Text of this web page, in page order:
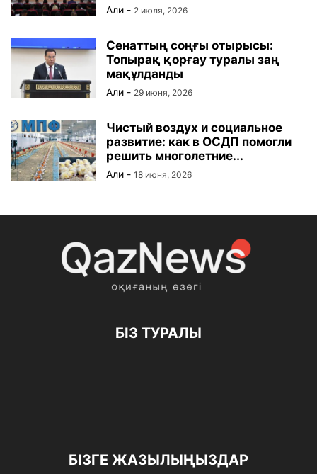
Али - 2 июля, 2026
Сенаттың соңғы отырысы:
Топырақ қорғау туралы заң
мақұлданды
Али - 29 июня, 2026
Чистый воздух и социальное
развитие: как в ОСДП помогли
решить многолетние...
Али - 18 июня, 2026
БІЗ ТУРАЛЫ
БІЗГЕ ЖАЗЫЛЫҢЫЗДАР